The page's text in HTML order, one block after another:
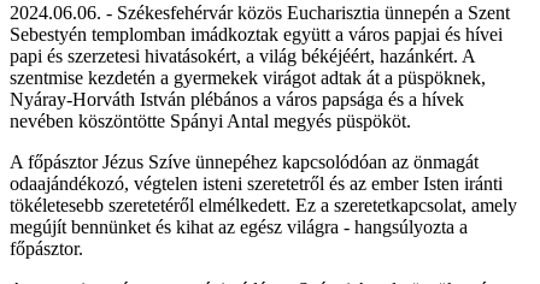
2024.06.06. - Székesfehérvár közös Eucharisztia ünnepén a Szent
Sebestyén templomban imádkoztak együtt a város papjai és hívei
papi és szerzetesi hivatásokért, a világ békéjéért, hazánkért. A
szentmise kezdetén a gyermekek virágot adtak át a püspöknek,
Nyáray-Horváth István plébános a város papsága és a hívek
nevében köszöntötte Spányi Antal megyés püspököt.
A főpásztor Jézus Szíve ünnepéhez kapcsolódóan az önmagát
odaajándékozó, végtelen isteni szeretetről és az ember Isten iránti
tökéletesebb szeretetéről elmélkedett. Ez a szeretetkapcsolat, amely
megújít bennünket és kihat az egész világra - hangsúlyozta a
főpásztor.